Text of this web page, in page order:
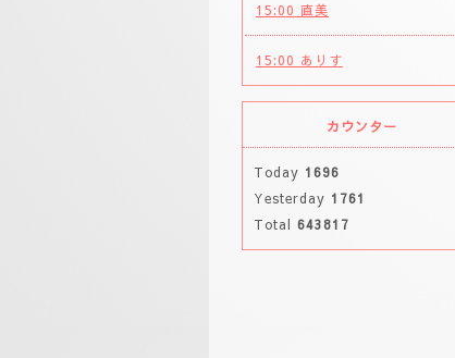
15:00 直美
15:00 ありす
カウンター
Today 1696
Yesterday 1761
Total 643817